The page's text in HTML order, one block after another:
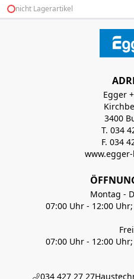
nicht Lagerartikel
Egger
3400
T. 034
F. 034
Montag -
07:00 Uhr - 12:00
07:00 Uhr - 12:00
034 427 27 27